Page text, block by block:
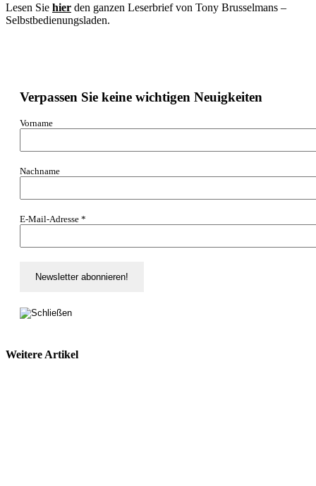
Lesen Sie hier den ganzen Leserbrief von Tony Brusselmans –
Selbstbedienungsladen.
Verpassen Sie keine wichtigen Neuigkeiten
Vorname
Nachname
E-Mail-Adresse *
Weitere Artikel